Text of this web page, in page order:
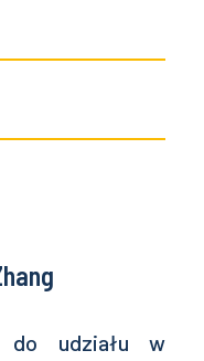
do udziału w